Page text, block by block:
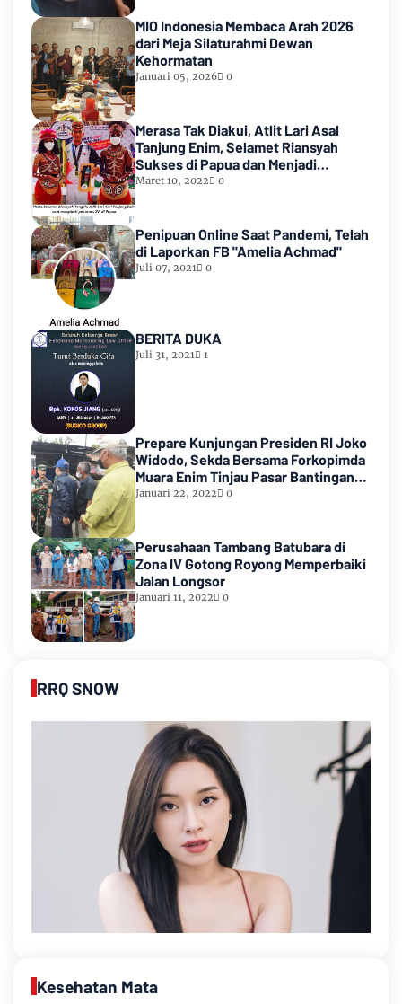
MIO Indonesia Membaca Arah 2026
dari Meja Silaturahmi Dewan
Kehormatan
Januari 05, 2026 0
Merasa Tak Diakui, Atlit Lari Asal
Tanjung Enim, Selamet Riansyah
Sukses di Papua dan Menjadi
Miliarder
Maret 10, 2022 0
Penipuan Online Saat Pandemi, Telah
di Laporkan FB "Amelia Achmad"
Juli 07, 2021 0
BERITA DUKA
Juli 31, 2021 1
Prepare Kunjungan Presiden RI Joko
Widodo, Sekda Bersama Forkopimda
Muara Enim Tinjau Pasar Bantingan
Tanjung Enim
Januari 22, 2022 0
Perusahaan Tambang Batubara di
Zona IV Gotong Royong Memperbaiki
Jalan Longsor
Januari 11, 2022 0
RRQ SNOW
Kesehatan Mata